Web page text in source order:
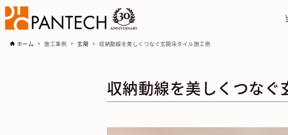
ホーム 施工事例 玄関 収納動線を美しくつなぐ玄関床タイル施工例
収納動線を美しくつなぐ